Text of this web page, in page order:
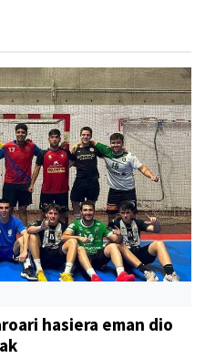
hasiera eman dio